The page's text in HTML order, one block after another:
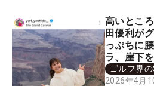
高いとこ
田優利が
っぷちに
ラ、崖下
ゴルフ界の
2026年4月